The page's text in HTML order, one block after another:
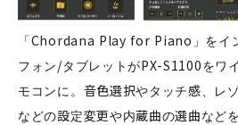
「Chordana Play for Piano」をイ
フォン/タブレットがPX-S1100をワ
モコンに。音色選択やタッチ感、レ
などの設定変更や内蔵曲の選曲など